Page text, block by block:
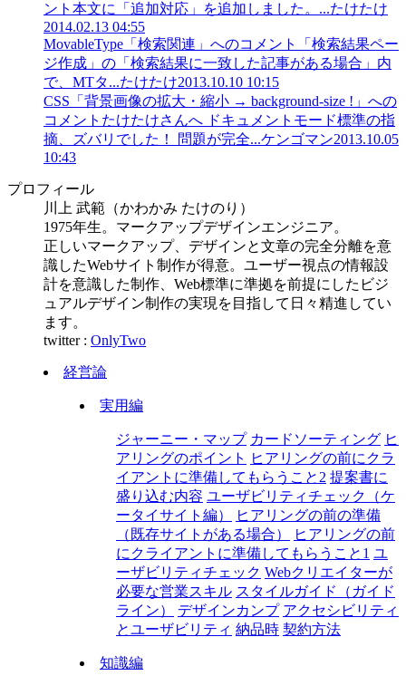
ント 本文に「追加対応」を追加しました。...たけたけ
2014.02.13 04:55
MovableType「検索関連」へのコメント
「検索結果ペー
ジ作成」の「検索結果に一致した記事がある場合」内
で、MTタ...たけたけ2013.10.10 10:15
CSS「背景画像の拡大・縮小 → background-size !」への
コメント たけたけさんへ ドキュメントモード標準の指
摘、ズバリでした！ 問題が完全...ケンゴマン2013.10.05
10:43
プロフィール
川上 武範（かわかみ たけのり）
1975年生。マークアップデザインエンジニア。
正しいマークアップ、デザインと文章の完全分離を意
識したWebサイト制作が得意。ユーザー視点の情報設
計を意識した制作、Web標準に準拠を前提にしたビジ
ュアルデザイン制作の実現を目指して日々精進してい
ます。
twitter : OnlyTwo
経営論
実用編
ジャーニー・マップ カードソーティング ヒ
アリングのポイント
ヒアリングの前にクラ
イアントに準備してもらうこと2 提案書に
盛り込む内容 ユーザビリティチェック（ケ
ータイサイト編）
ヒアリングの前の準備
（既存サイトがある場合）
ヒアリングの前
にクライアントに準備してもらうこと1 ユ
ーザビリティチェック Webクリエイターが
必要な営業スキル スタイルガイド（ガイド
ライン）
デザインカンプ アクセシビリティ
とユーザビリティ 納品時 契約方法
知識編